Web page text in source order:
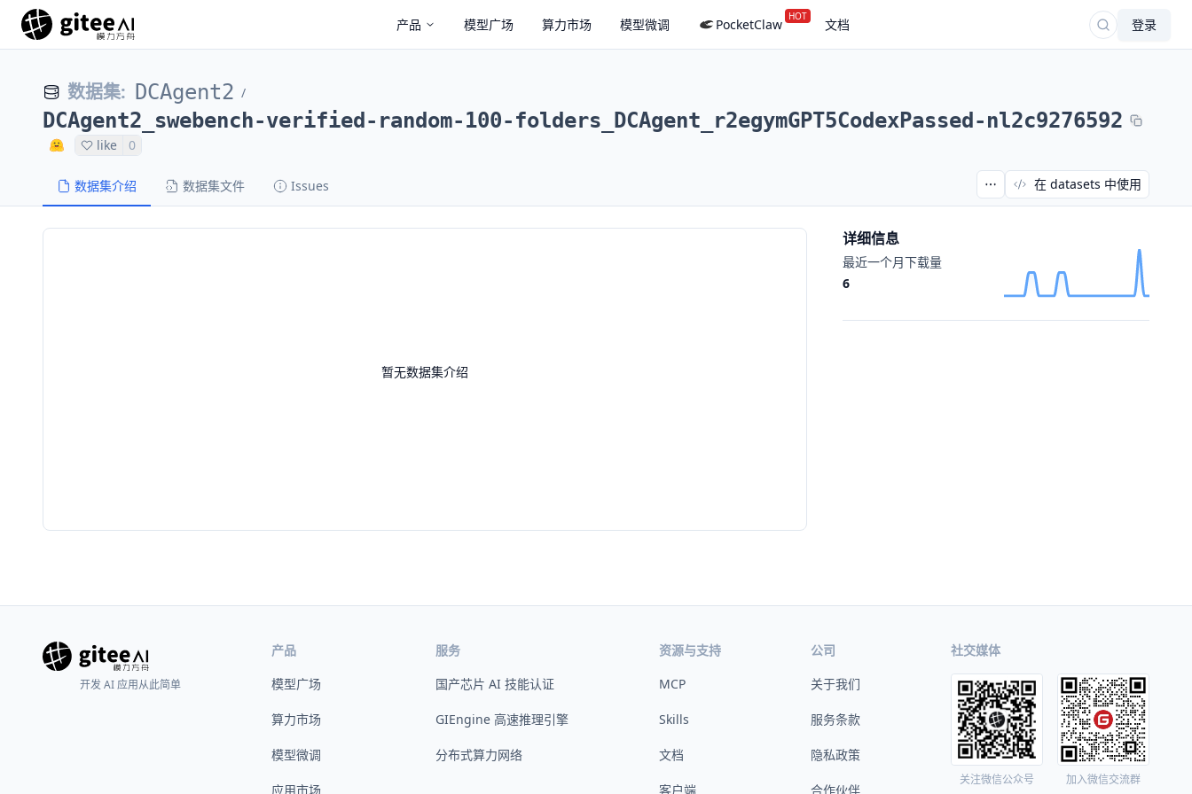
产品 模型广场 算力市场 模型微调 PocketClaw HOT 文档 登录
数据集: DCAgent2 /
DCAgent2_swebench-verified-random-100-folders_DCAgent_r2egymGPT5CodexPassed-nl2c9276592
like 0
数据集介绍 数据集文件 Issues 在 datasets 中使用
暂无数据集介绍
详细信息
最近一个月下载量
6
开发 AI 应用从此简单
产品
模型广场
算力市场
模型微调
应用市场
服务
国产芯片 AI 技能认证
GIEngine 高速推理引擎
分布式算力网络
资源与支持
MCP
Skills
文档
客户端
公司
关于我们
服务条款
隐私政策
合作伙伴
社交媒体
关注微信公众号 加入微信交流群